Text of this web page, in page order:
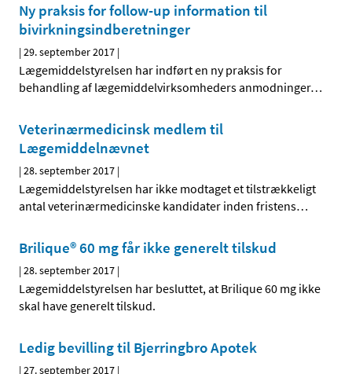
Ny praksis for follow-up information til
bivirkningsindberetninger
|29. september 2017 |
Lægemiddelstyrelsen har indført en ny praksis for
behandling af lægemiddelvirksomheders anmodninger…
Veterinærmedicinsk medlem til
Lægemiddelnævnet
|28. september 2017 |
Lægemiddelstyrelsen har ikke modtaget et tilstrækkeligt
antal veterinærmedicinske kandidater inden fristens…
Brilique® 60 mg får ikke generelt tilskud
|28. september 2017 |
Lægemiddelstyrelsen har besluttet, at Brilique 60 mg ikke
skal have generelt tilskud.
Ledig bevilling til Bjerringbro Apotek
|27. september 2017 |